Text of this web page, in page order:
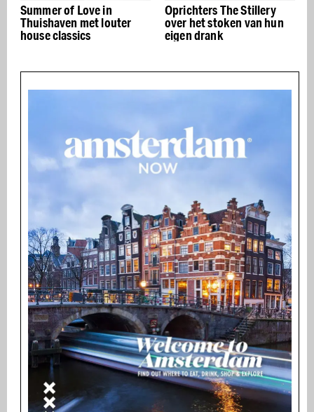
Summer of Love in
Thuishaven met louter
house classics
Oprichters The Stillery
over het stoken van hun
eigen drank